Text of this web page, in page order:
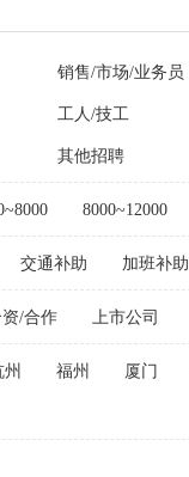
销售/市场/业务员
工人/技工
其他招聘
8000~12000
交通补助 加班补助
/合作 上市公司
州 福州 厦门